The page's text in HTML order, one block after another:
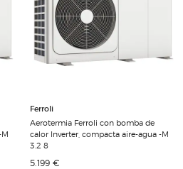
Ferroli
Aerotermia Ferroli con bomba de
calor Inverter, compacta aire-agua -M
3.2 8
Precio de venta
5.199 €